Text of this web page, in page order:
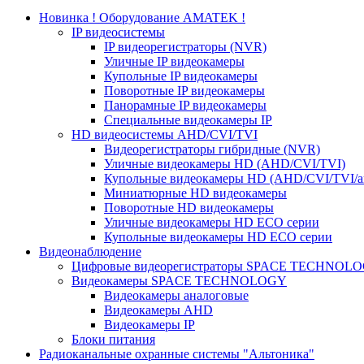
Новинка ! Оборудование AMATEK !
IP видеосистемы
IP видеорегистраторы (NVR)
Уличные IP видеокамеры
Купольные IP видеокамеры
Поворотные IP видеокамеры
Панорамные IP видеокамеры
Специальные видеокамеры IP
HD видеосистемы AHD/CVI/TVI
Видеорегистраторы гибридные (NVR)
Уличные видеокамеры HD (AHD/CVI/TVI)
Купольные видеокамеры HD (AHD/CVI/TVI/
Миниатюрные HD видеокамеры
Поворотные HD видеокамеры
Уличные видеокамеры HD ECO серии
Купольные видеокамеры HD ECO серии
Видеонаблюдение
Цифровые видеорегистраторы SPACE
Видеокамеры SPACE TECHNOLOGY
Видеокамеры аналоговые
Видеокамеры AHD
Видеокамеры IP
Блоки питания
Радиоканальные охранные системы "Альтоника"